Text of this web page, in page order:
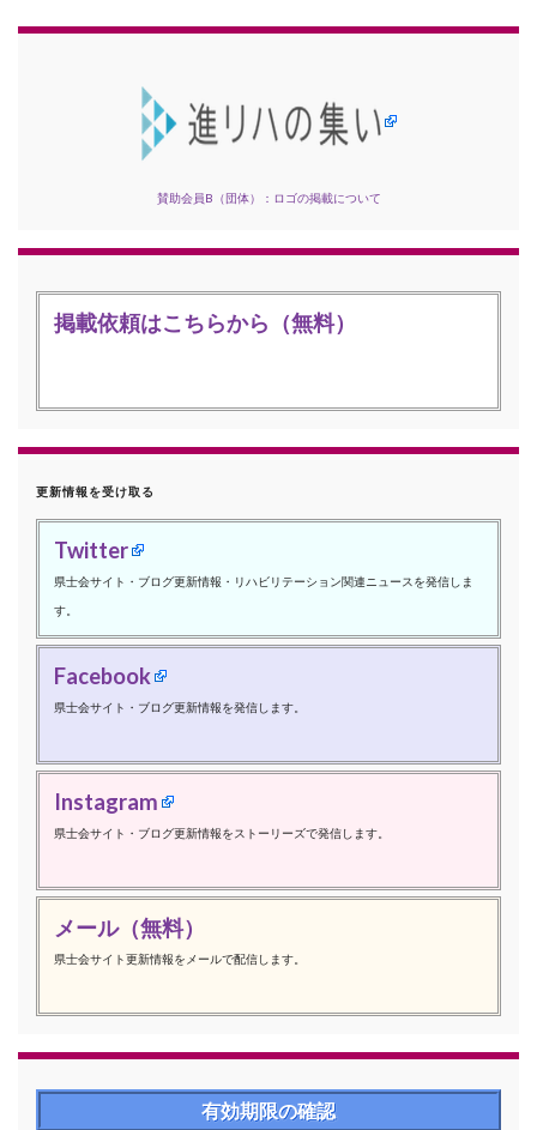
賛助会員B（団体）：ロゴの掲載について
掲載依頼はこちらから（無料）
更新情報を受け取る
Twitter
県士会サイト・ブログ更新情報・リハビリテーション関連ニュースを発信しま
す。
Facebook
県士会サイト・ブログ更新情報を発信します。
Instagram
県士会サイト・ブログ更新情報をストーリーズで発信します。
メール（無料）
県士会サイト更新情報をメールで配信します。
有効期限の確認